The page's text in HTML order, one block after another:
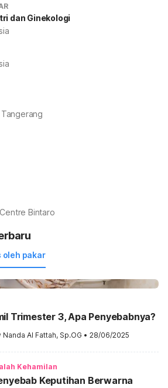
dan Ginekologi
Bintaro
oleh pakar
Trimester 3, Apa Penyebabnya?
Nanda Al Fattah, Sp.OG • 28/06/2025
Kehamilan
Keputihan Berwarna